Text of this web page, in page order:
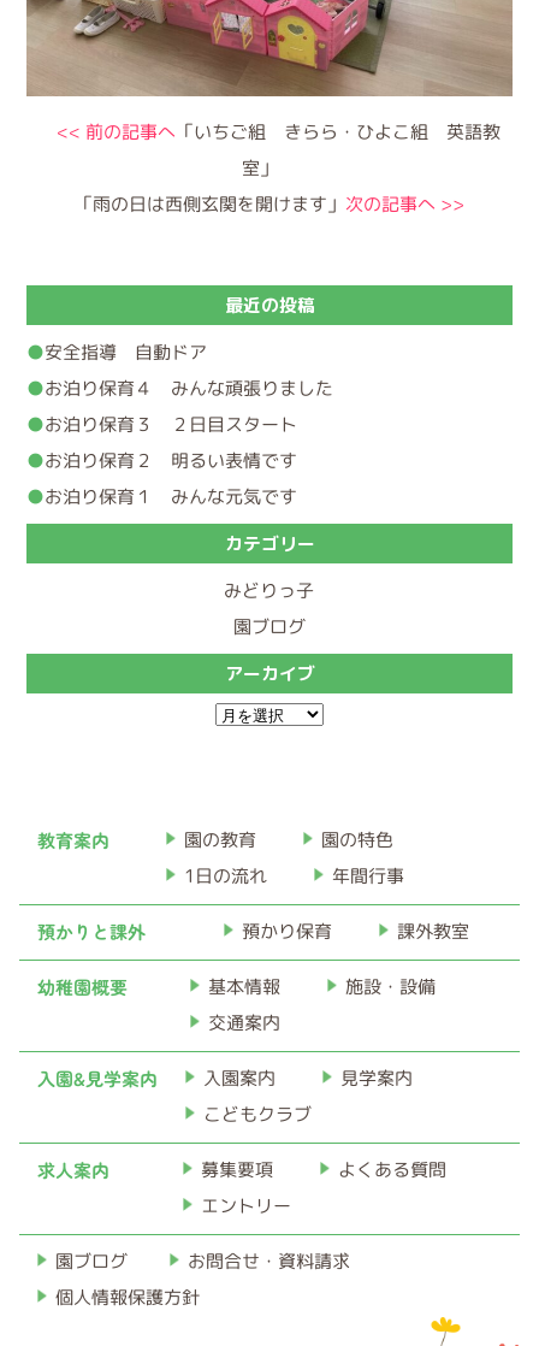
<< 前の記事へ 「いちご組 きらら・ひよこ組 英語教
室」
「雨の日は西側玄関を開けます」 次の記事へ >>
最近の投稿
安全指導 自動ドア
お泊り保育４ みんな頑張りました
お泊り保育３ ２日目スタート
お泊り保育２ 明るい表情です
お泊り保育１ みんな元気です
カテゴリー
みどりっ子
園ブログ
アーカイブ
イ
教育案内 園の教育 園の特色
1日の流れ 年間行事
預かりと課外 預かり保育 課外教室
幼稚園概要 基本情報 施設・設備
交通案内
入園&見学案内 入園案内 見学案内
こどもクラブ
求人案内 募集要項 よくある質問
エントリー
園ブログ お問合せ・資料請求
個人情報保護方針